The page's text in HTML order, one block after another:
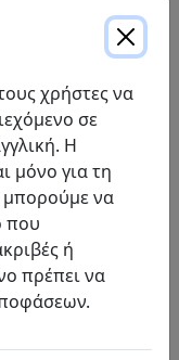
χρήστες να
σε
Η
μόνο για τη
μπορούμε να
που
ή
πρέπει να